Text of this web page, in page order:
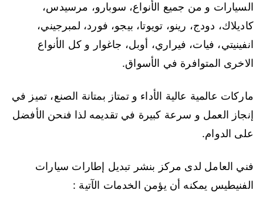
السيارات و من جميع الأنواع، سوبارو، مرسيدس،
كاديلاك، دودج، رينو، تويوتا، بيجو، فورد، لمبرجيني،
انفينيتي، فيات، فيراري، أوبل، جاغوار و كل الأنواع
الاخرى المتوافرة في الأسواق.
ماركات عالمية عالية الأداء و تمتاز بمتانة الصنع، تميز في
إنجاز العمل و سرعة كبيرة في تقديمه لذا فنحن الأفضل
على الدوام.
فني العامل لدى مركز بنشر تبديل إطارات سيارات
الفنيطيس يمكنه أن يؤمن الخدمات الآتية :